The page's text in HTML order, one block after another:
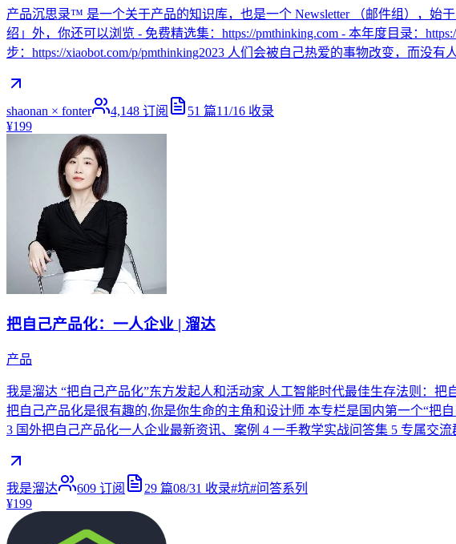
产品沉思录™ 是一个关于产品的知识库，也是一个 Newsletter （邮件组），始
绍」外，你还可以浏览 - 免费精选集：https://pmthinking.com - 本年度目录：
步：https://xiaobot.com/p/pmthinking2023 人们会被自己热爱的事物改变，而没有
shaonan × fonter 4,148 订阅 51 篇11/16 收录
¥199
把自己产品化：一人企业 | 溜达
产品
我是溜达 “把自己产品化”东方发起人和活动家 人工智能时代最佳生存法则：
把自己产品化是很有趣的,你是你生命的主角和设计师 本专栏是国内第一个“把
3 国外把自己产品化一人企业最新资讯、案例 4 一手教学实战问答集 5 专属交
我是溜达 609 订阅 29 篇08/31 收录#坑#问答系列
¥199